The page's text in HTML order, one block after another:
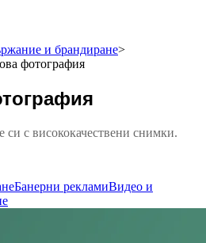
и брандиране>
фотография
си с висококачествени снимки.
Банерни рекламиВидео и